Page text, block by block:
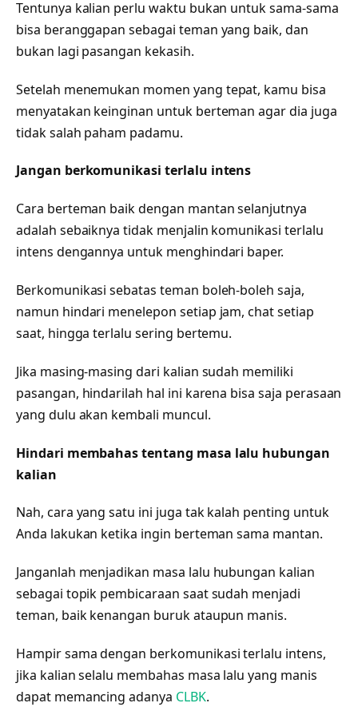
Tentunya kalian perlu waktu bukan untuk sama-sama
bisa beranggapan sebagai teman yang baik, dan
bukan lagi pasangan kekasih.
Setelah menemukan momen yang tepat, kamu bisa
menyatakan keinginan untuk berteman agar dia juga
tidak salah paham padamu.
Jangan berkomunikasi terlalu intens
Cara berteman baik dengan mantan selanjutnya
adalah sebaiknya tidak menjalin komunikasi terlalu
intens dengannya untuk menghindari baper.
Berkomunikasi sebatas teman boleh-boleh saja,
namun hindari menelepon setiap jam, chat setiap
saat, hingga terlalu sering bertemu.
Jika masing-masing dari kalian sudah memiliki
pasangan, hindarilah hal ini karena bisa saja perasaan
yang dulu akan kembali muncul.
Hindari membahas tentang masa lalu hubungan
kalian
Nah, cara yang satu ini juga tak kalah penting untuk
Anda lakukan ketika ingin berteman sama mantan.
Janganlah menjadikan masa lalu hubungan kalian
sebagai topik pembicaraan saat sudah menjadi
teman, baik kenangan buruk ataupun manis.
Hampir sama dengan berkomunikasi terlalu intens,
jika kalian selalu membahas masa lalu yang manis
dapat memancing adanya CLBK.